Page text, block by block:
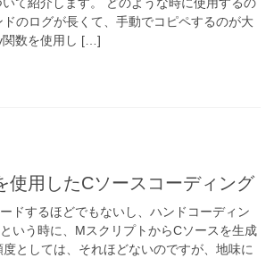
のログが長くて、手動でコピペするのが大
関数を使用し […]
使用したCソースコーディング
ドするほどでもないし、ハンドコーディン
いう時に、MスクリプトからCソースを生成
としては、それほどないのですが、地味に